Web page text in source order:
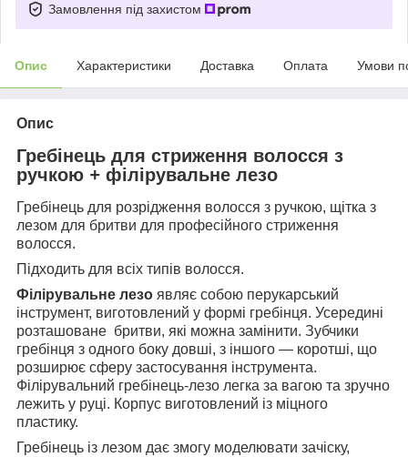
Замовлення під захистом
Опис Характеристики Доставка Оплата Умови
Опис
Гребінець для стриження волосся з
ручкою + філірувальне лезо
Гребінець для розрідження волосся з ручкою, щітка з
лезом для бритви для професійного стриження
волосся.
Підходить для всіх типів волосся.
Філірувальне лезо являє собою перукарський
інструмент, виготовлений у формі гребінця. Усередині
розташоване бритви, які можна замінити. Зубчики
гребінця з одного боку довші, з іншого — коротші, що
розширює сферу застосування інструмента.
Філірувальний гребінець-лезо легка за вагою та зручно
лежить у руці. Корпус виготовлений із міцного
пластику.
Гребінець із лезом дає змогу моделювати зачіску,